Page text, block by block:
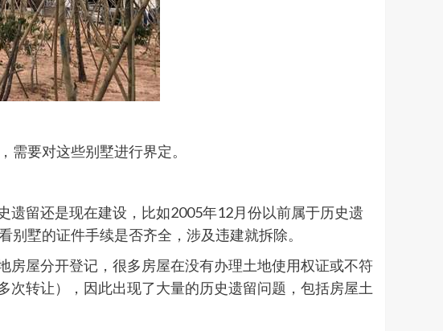
要对这些别墅进行界定。
留还是现在建设，比如2005年12月份以前属于历史遗
墅的证件手续是否齐全，涉及违建就拆除。
房屋分开登记，很多房屋在没有办理土地使用权证或不符
转让），因此出现了大量的历史遗留问题，包括房屋土